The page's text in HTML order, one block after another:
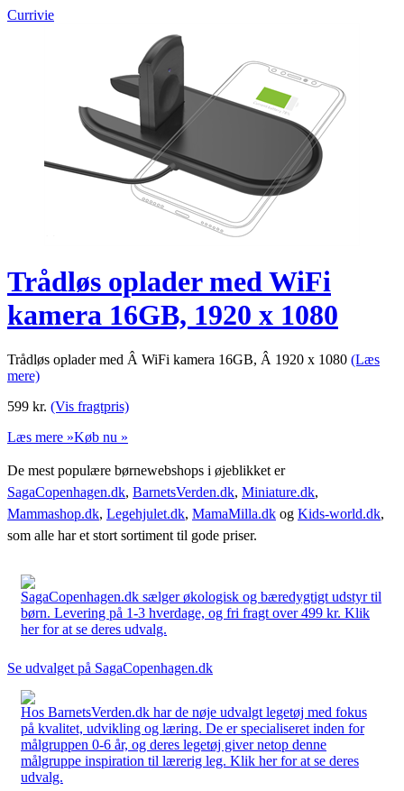
Currivie
Trådløs oplader med WiFi
kamera 16GB, 1920 x 1080
Trådløs oplader med Â WiFi kamera 16GB, Â 1920 x 1080 (Læs
mere)
599 kr. (Vis fragtpris)
Læs mere »Køb nu »
De mest populære børnewebshops i øjeblikket er
SagaCopenhagen.dk, BarnetsVerden.dk, Miniature.dk,
Mammashop.dk, Legehjulet.dk, MamaMilla.dk og Kids-world.dk,
som alle har et stort sortiment til gode priser.
SagaCopenhagen.dk sælger økologisk og bæredygtigt udstyr til
børn. Levering på 1-3 hverdage, og fri fragt over 499 kr. Klik
her for at se deres udvalg.
Se udvalget på SagaCopenhagen.dk
Hos BarnetsVerden.dk har de nøje udvalgt legetøj med fokus
på kvalitet, udvikling og læring. De er specialiseret inden for
målgruppen 0-6 år, og deres legetøj giver netop denne
målgruppe inspiration til lærerig leg. Klik her for at se deres
udvalg.